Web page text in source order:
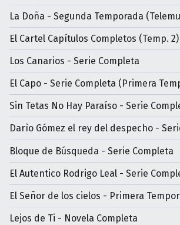
La Doña - Segunda Temporada
El Cartel Capítulos Completos (Temp. 2)
Los Canarios - Serie Completa
El Capo - Serie Completa (Primera
Sin Tetas No Hay Paraíso - Serie
Darìo Gómez el rey del despecho -
Bloque de Búsqueda - Serie Completa
El Autentico Rodrigo Leal - Serie
El Señor de los cielos - Primera
Lejos de Ti - Novela Completa